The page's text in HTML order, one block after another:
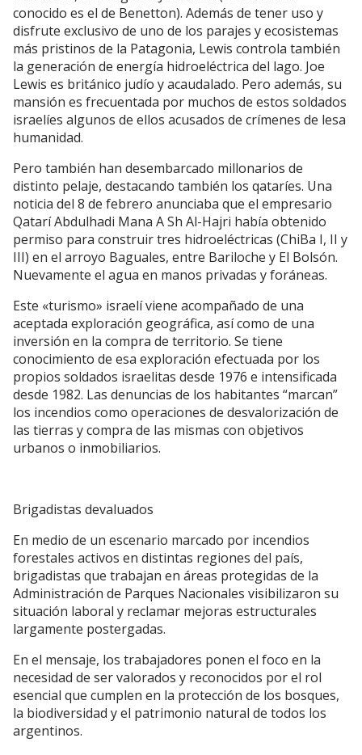
conocido es el de Benetton). Además de tener uso y
disfrute exclusivo de uno de los parajes y ecosistemas
más pristinos de la Patagonia, Lewis controla también
la generación de energía hidroeléctrica del lago. Joe
Lewis es británico judío y acaudalado. Pero además, su
mansión es frecuentada por muchos de estos soldados
israelíes algunos de ellos acusados de crímenes de lesa
humanidad.
Pero también han desembarcado millonarios de
distinto pelaje, destacando también los qataríes. Una
noticia del 8 de febrero anunciaba que el empresario
Qatarí Abdulhadi Mana A Sh Al-Hajri había obtenido
permiso para construir tres hidroeléctricas (ChiBa I, II y
III) en el arroyo Baguales, entre Bariloche y El Bolsón.
Nuevamente el agua en manos privadas y foráneas.
Este «turismo» israelí viene acompañado de una
aceptada exploración geográfica, así como de una
inversión en la compra de territorio. Se tiene
conocimiento de esa exploración efectuada por los
propios soldados israelitas desde 1976 e intensificada
desde 1982. Las denuncias de los habitantes “marcan”
los incendios como operaciones de desvalorización de
las tierras y compra de las mismas con objetivos
urbanos o inmobiliarios.
Brigadistas devaluados
En medio de un escenario marcado por incendios
forestales activos en distintas regiones del país,
brigadistas que trabajan en áreas protegidas de la
Administración de Parques Nacionales visibilizaron su
situación laboral y reclamar mejoras estructurales
largamente postergadas.
En el mensaje, los trabajadores ponen el foco en la
necesidad de ser valorados y reconocidos por el rol
esencial que cumplen en la protección de los bosques,
la biodiversidad y el patrimonio natural de todos los
argentinos.